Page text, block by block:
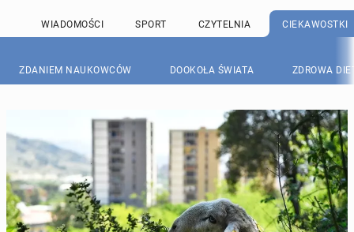
WIADOMOŚCI SPORT CZYTELNIA CIEKAWOSTKI
ZDANIEM NAUKOWCÓW DOOKOŁA ŚWIATA ZDROWA